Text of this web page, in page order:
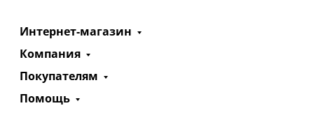
Интернет-магазин
Компания
Покупателям
Помощь